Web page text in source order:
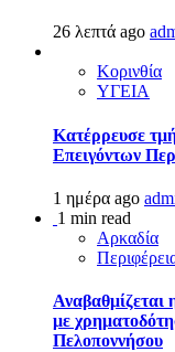
26 λεπτά ago
Κορινθία
ΥΓΕΙΑ
Kατέρρευσε
Επειγόντων
1 ημέρα ago
1 min read
Αρκαδία
με
Πελοποννήσου